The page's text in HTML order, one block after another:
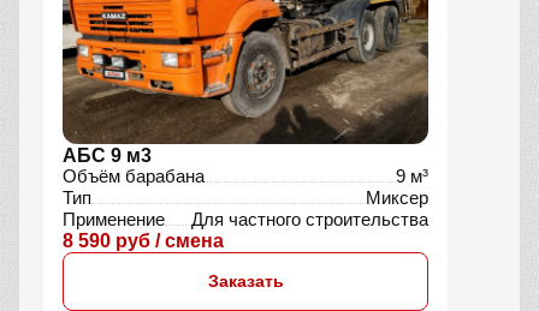
АБС 9 м3
Объём барабана
9 м³
Тип
Миксер
Применение
Для частного строительства
8 590 руб / смена
Заказать